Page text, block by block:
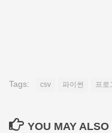
Tags: csv 파이썬 프로
YOU MAY